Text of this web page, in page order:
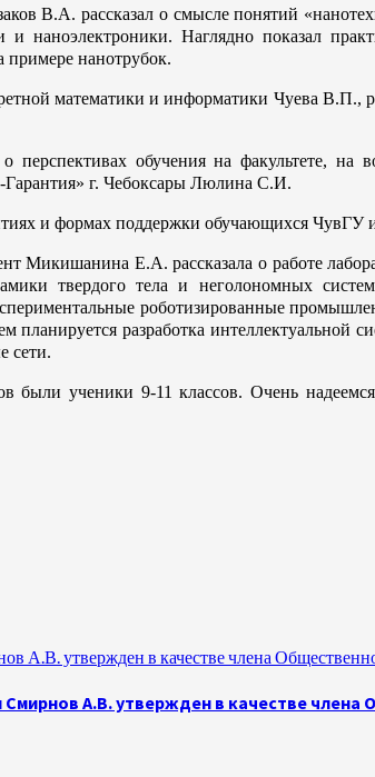
В.А. рассказал о смысле понятий
наноэлектроники. Наглядно показал
примере нанотрубок.
математики и информатики Чуева В.П.,
обучения на факультете, на
г. Чебоксары Люлина С.И.
и формах поддержки обучающихся
Микишанина Е.А. рассказала о работе
твердого тела и неголономных
роботизированные
разработка интеллектуальной
сети.
ученики 9-11 классов. Очень
утвержден в качестве члена
А.В. утвержден в качестве